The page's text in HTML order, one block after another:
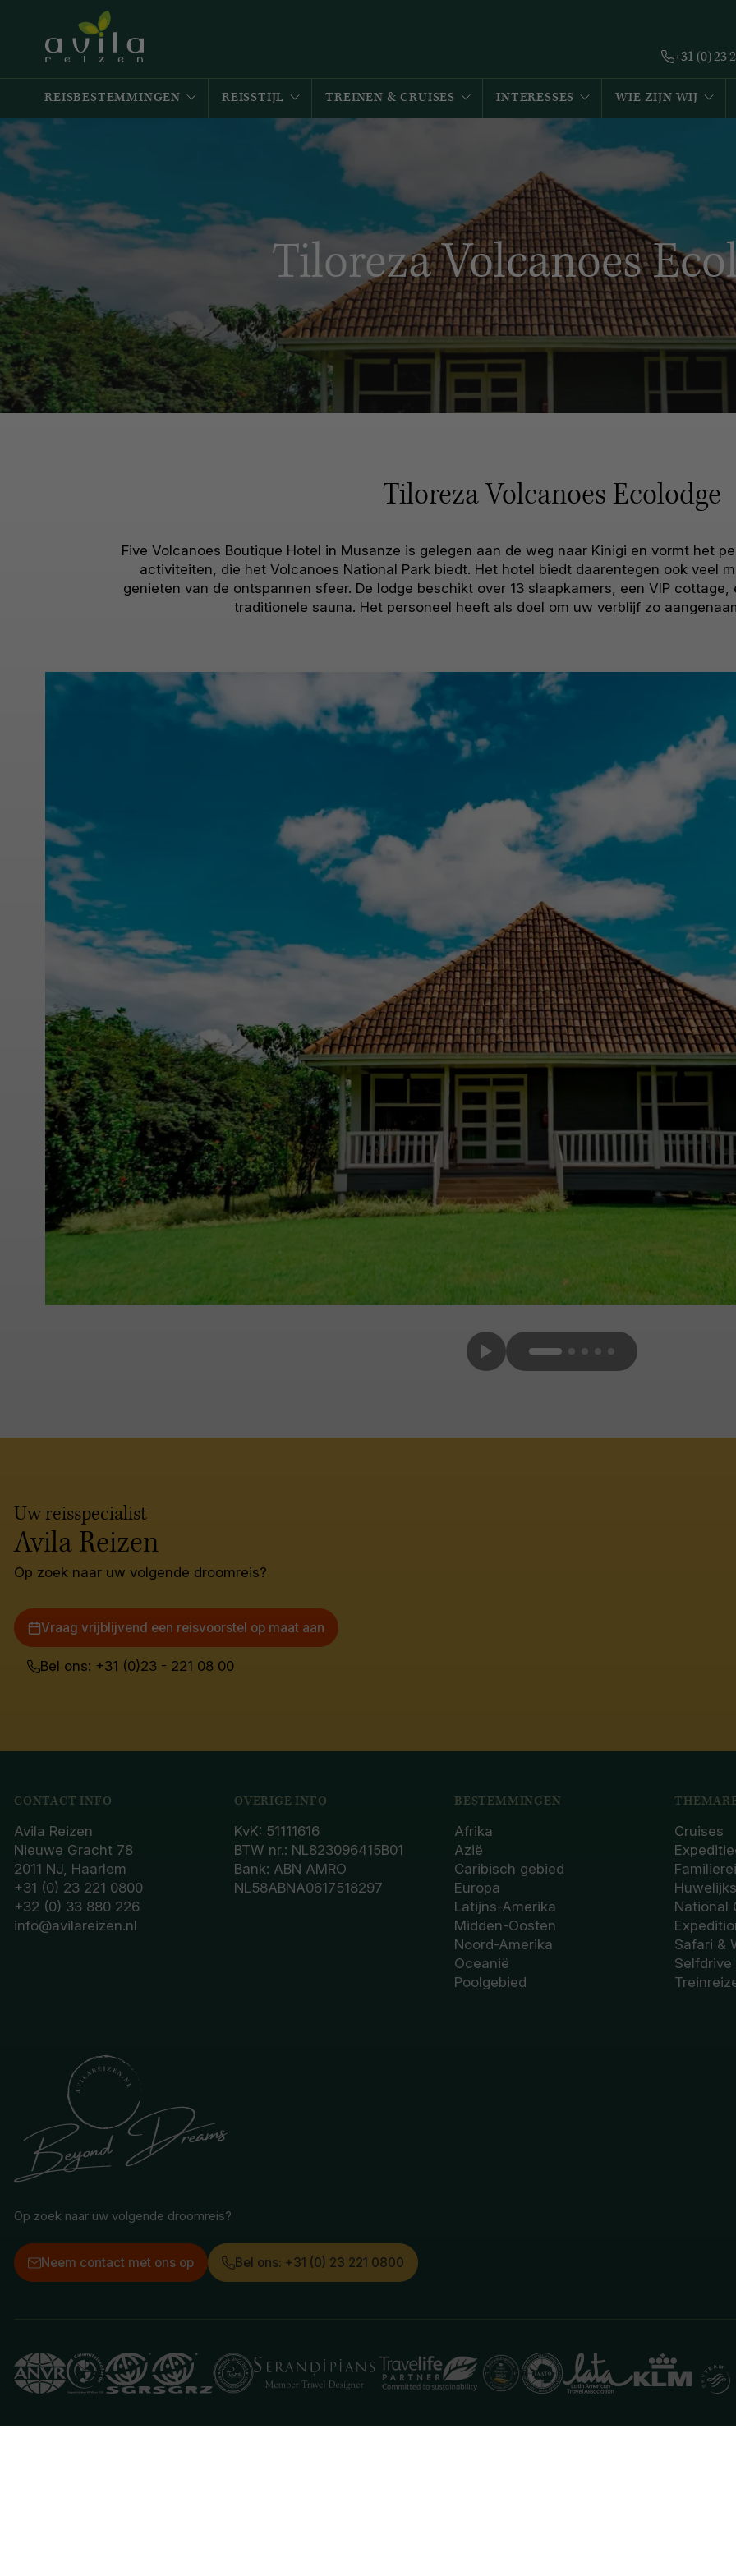
+31 (0) 23
REISBESTEMMINGEN REISSTIJL TREINEN & CRUISES INTERESSES WIE ZIJN WIJ
Tiloreza Volcanoes
Tiloreza Volcanoes Ecolodge
Five Volcanoes Boutique Hotel in Musanze is gelegen aan de weg naar Kinigi en vormt het
activiteiten, die het Volcanoes National Park biedt. Het hotel biedt daarentegen ook veel
genieten van de ontspannen sfeer. De lodge beschikt over 13 slaapkamers, een VIP
traditionele sauna. Het personeel heeft als doel om uw verblijf zo
Uw reisspecialist
Avila Reizen
Op zoek naar uw volgende droomreis?
Vraag vrijblijvend een reisvoorstel op maat aan
Bel ons: +31 (0)23 - 221 08 00
CONTACT INFO
Avila Reizen
Nieuwe Gracht 78
2011 NJ, Haarlem
+31 (0) 23 221 0800
+32 (0) 33 880 226
info@avilareizen.nl
OVERIGE INFO
KvK: 51111616
BTW nr.: NL823096415B01
Bank: ABN AMRO
NL58ABNA0617518297
BESTEMMINGEN
Afrika
Azië
Caribisch gebied
Europa
Latijns-Amerika
Midden-Oosten
Noord-Amerika
Oceanië
Poolgebied
Cruises
National
Safari &
Selfdrive
Op zoek naar uw volgende droomreis?
Neem contact met ons op Bel ons: +31 (0) 23 221 0800